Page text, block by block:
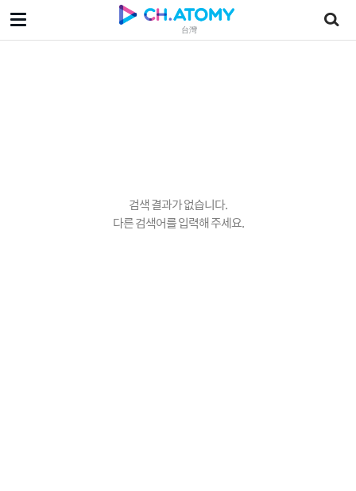
台灣
검색 결과가 없습니다.
다른 검색어를 입력해 주세요.